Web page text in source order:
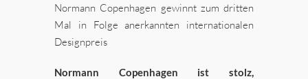
Normann Copenhagen gewinnt zum dritten
Mal in Folge anerkannten internationalen
Designpreis
Normann Copenhagen ist stolz,